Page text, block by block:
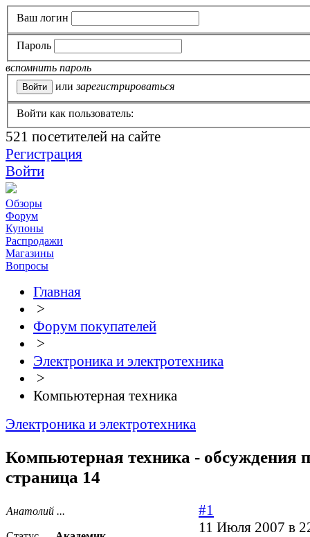
Ваш логин
Пароль
вспомнить пароль
или зарегистрироваться
Войти как пользователь:
521 посетителей на сайте
Регистрация
Войти
Обзоры
Форум
Купоны
Распродажи
Магазины
Вопросы
Главная
>
Форум покупателей
>
Электроника и электротехника
>
Компьютерная техника
Электроника и электротехника
Компьютерная техника - обсуждения
страница 14
Анатолий ...
#1
11 Июля 2007 в